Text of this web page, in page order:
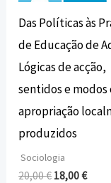
Das Políticas às
de Educação de
Lógicas de acção,
sentidos e modos
apropriação
produzidos
Sociologia
20,00€ 18,00€